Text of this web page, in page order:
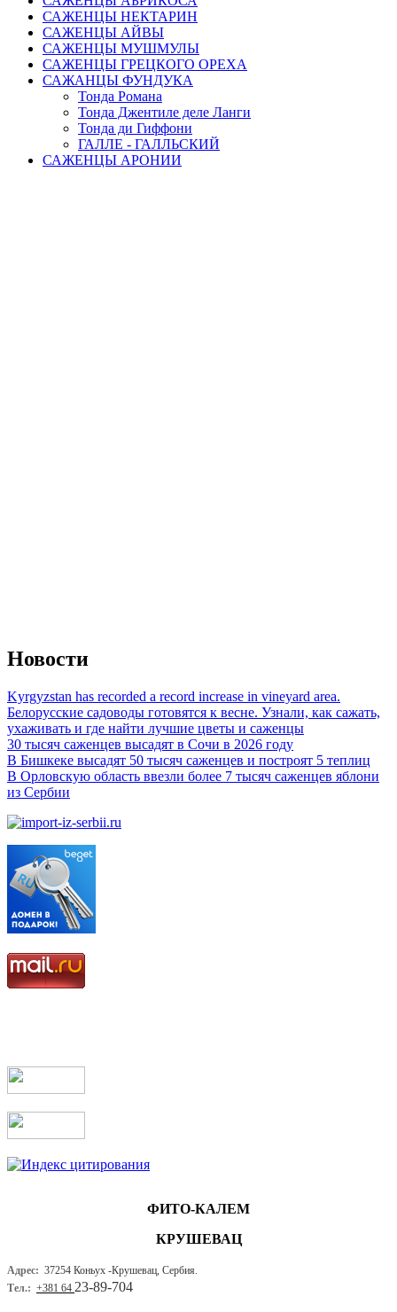
САЖЕНЦЫ НЕКТАРИН
САЖЕНЦЫ АЙВЫ
САЖЕНЦЫ МУШМУЛЫ
САЖЕНЦЫ ГРЕЦКОГО ОРЕХА
САЖАНЦЫ ФУНДУКА
Тонда Романа
Тонда Джентиле деле Ланги
Тонда ди Гиффони
ГАЛЛЕ - ГАЛЛЬСКИЙ
САЖЕНЦЫ АРОНИИ
Новости
Kyrgyzstan has recorded a record increase in vineyard area.
Белорусские садоводы готовятся к весне. Узнали, как сажать,
ухаживать и где найти лучшие цветы и саженцы
30 тысяч саженцев высадят в Сочи в 2026 году
В Бишкеке высадят 50 тысяч саженцев и построят 5 теплиц
В Орловскую область ввезли более 7 тысяч саженцев яблони
из Сербии
ФИТО-КАЛЕМ
КРУШЕВАЦ
Адрес: 37254 Коньух -Крушевац, Сербия.
Тел.: +381 64 23-89-704